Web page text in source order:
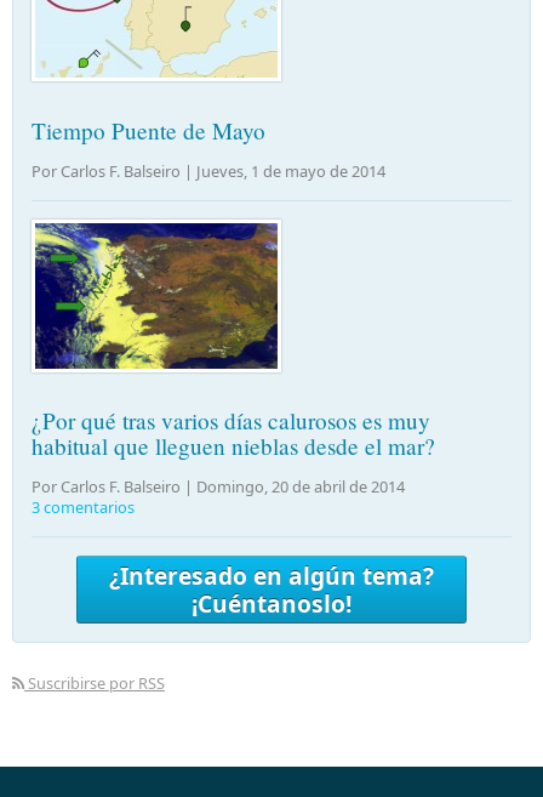
Tiempo Puente de Mayo
Por Carlos F. Balseiro | Jueves, 1 de mayo de 2014
¿Por qué tras varios días calurosos es muy
habitual que lleguen nieblas desde el mar?
Por Carlos F. Balseiro | Domingo, 20 de abril de 2014
3 comentarios
¿Interesado en algún tema?
¡Cuéntanoslo!
Suscribirse por RSS